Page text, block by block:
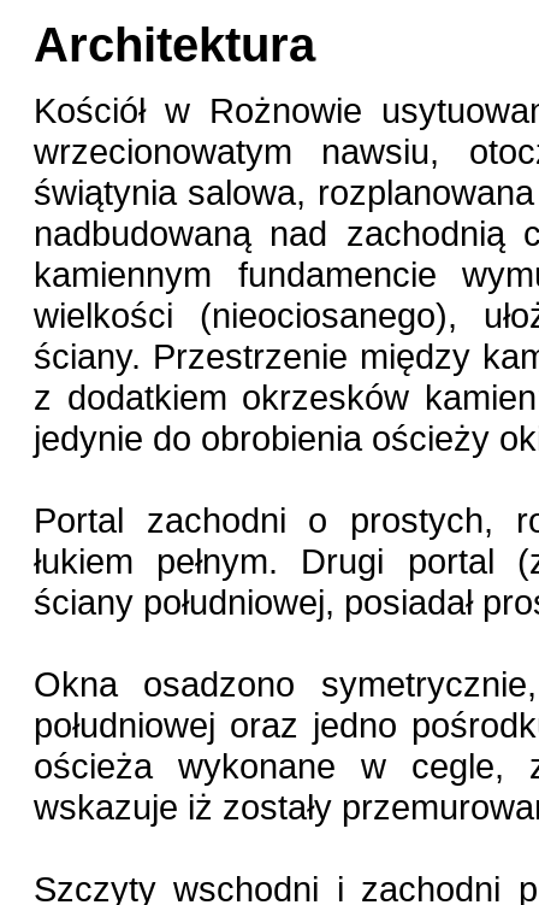
Architektura
Kościół w Rożnowie
wrzecionowatym nawsiu,
świątynia salowa,
nadbudowaną nad zachodnią
kamiennym fundamencie
wielkości (nieociosanego),
ściany. Przestrzenie między
z dodatkiem okrzesków
jedynie do obrobienia ościeży
Portal zachodni o prostych,
łukiem pełnym. Drugi portal
ściany południowej, posiadał
Okna osadzono
południowej oraz jedno
ościeża wykonane w cegle,
wskazuje iż zostały
Szczyty wschodni i zachodni